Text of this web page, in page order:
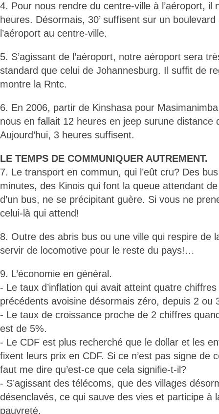
4. Pour nous rendre du centre-ville à l’aéroport, il
heures. Désormais, 30’ suffisent sur un
l’aéroport au centre-ville.
5. S’agissant de l’aéroport, notre aéroport sera
standard que celui de Johannesburg. Il suffit de
montre la Rntc.
6. En 2006, partir de Kinshasa pour
nous en fallait 12 heures en jeep surune distance
Aujourd’hui, 3 heures suffisent.
LE TEMPS DE COMMUNIQUER AUTREMENT.
7. Le transport en commun, qui l’eût cru? Des
minutes, des Kinois qui font la queue attendant
d’un bus, ne se précipitant guère. Si vous ne
celui-là qui attend!
8. Outre des abris bus ou une ville qui respire de
servir de locomotive pour le reste du pays!…
9. L’économie en général.
- Le taux d’inflation qui avait atteint quatre
précédents avoisine désormais zéro, depuis 2 ou
- Le taux de croissance proche de 2 chiffres
est de 5%.
- Le CDF est plus recherché que le dollar et les
fixent leurs prix en CDF. Si ce n’est pas signe de
faut me dire qu’est-ce que cela signifie-t-il?
- S’agissant des télécoms, que des villages
désenclavés, ce qui sauve des vies et participe à
pauvreté.